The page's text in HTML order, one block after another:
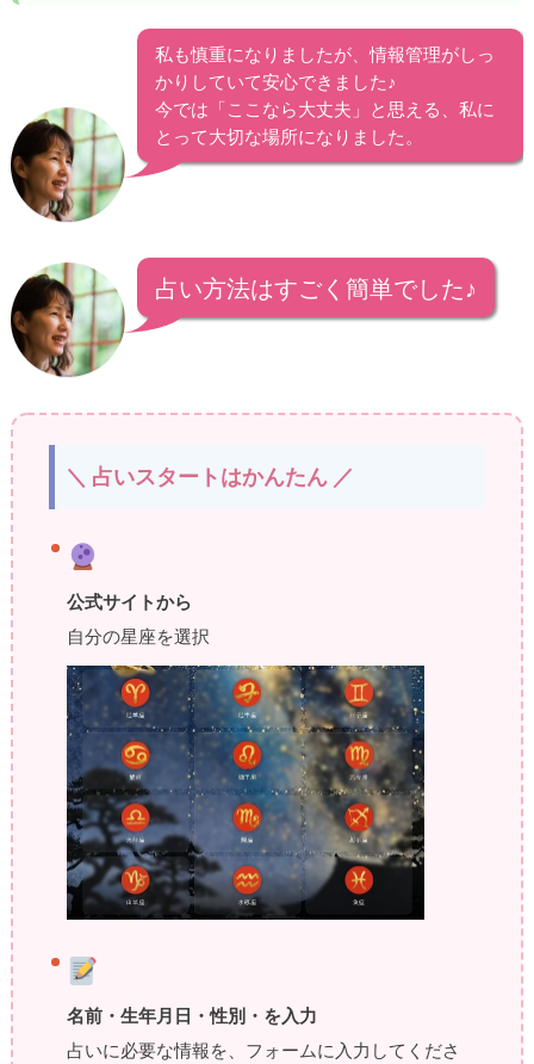
私も慎重になりましたが、情報管理がしっ
かりしていて安心できました♪
今では「ここなら大丈夫」と思える、私に
とって大切な場所になりました。
占い方法はすごく簡単でした♪
＼ 占いスタートはかんたん ／
公式サイトから
自分の星座を選択
名前・生年月日・性別・を入力
占いに必要な情報を、フォームに入力してくださ